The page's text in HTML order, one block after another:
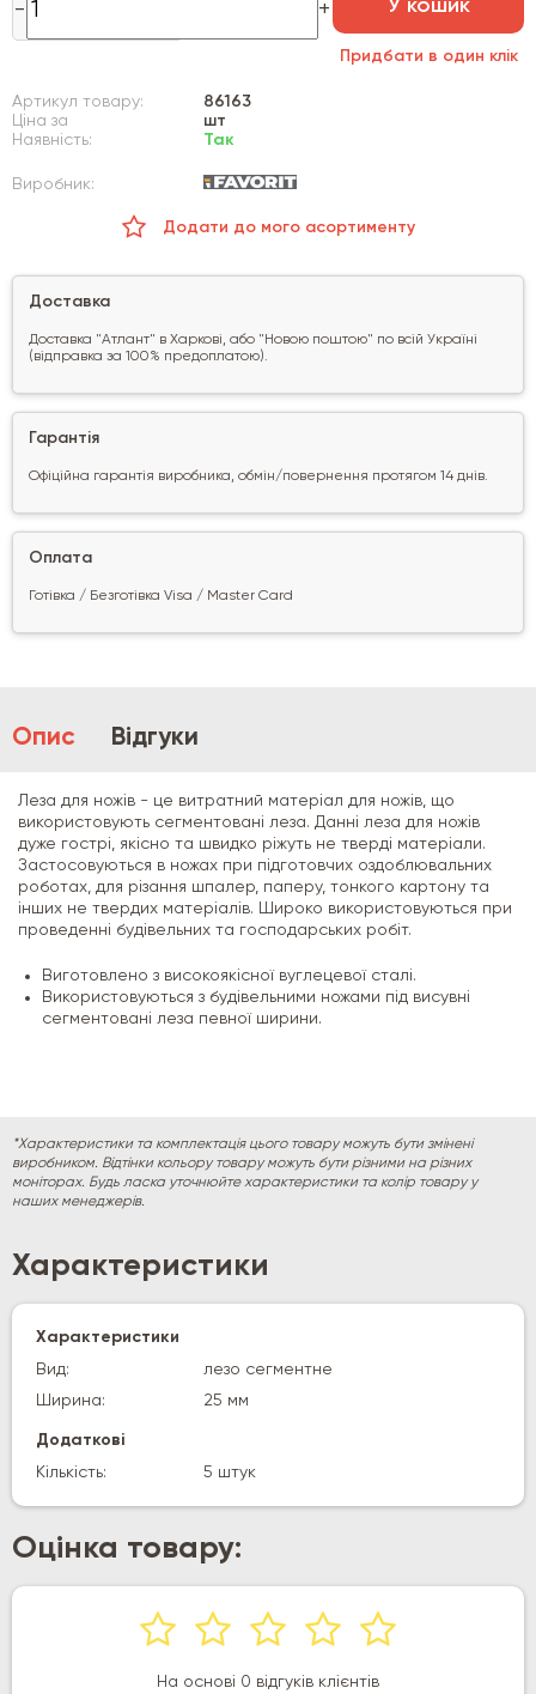
У кошик
Придбати в один клік
Артикул товару:
86163
Ціна за
шт
Наявність:
Так
Виробник:
Додати до мого асортименту
Доставка
Доставка "Атлант" в Харкові, або "Новою поштою" по всій Україні
(відправка за 100% предоплатою).
Гарантія
Офіційна гарантія виробника, обмін/повернення протягом 14 днів.
Оплата
Готівка / Безготівка Visa / Master Card
Опис Відгуки
Леза для ножів - це витратний матеріал для ножів, що
використовують сегментовані леза. Данні леза для ножів
дуже гострі, якісно та швидко ріжуть не тверді матеріали.
Застосовуються в ножах при підготовчих оздоблювальних
роботах, для різання шпалер, паперу, тонкого картону та
інших не твердих матеріалів. Широко використовуються при
проведенні будівельних та господарських робіт.
Виготовлено з високоякісної вуглецевої сталі.
Використовуються з будівельними ножами під висувні
сегментовані леза певної ширини.
*Характеристики та комплектація цього товару можуть бути змінені
виробником. Відтінки кольору товару можуть бути різними на різних
моніторах. Будь ласка уточнюйте характеристики та колір товару у
наших менеджерів.
Характеристики
Характеристики
Вид:
лезо сегментне
Ширина:
25 мм
Додаткові
Кількість:
5 штук
Оцінка товару:
На основі 0 відгуків клієнтів